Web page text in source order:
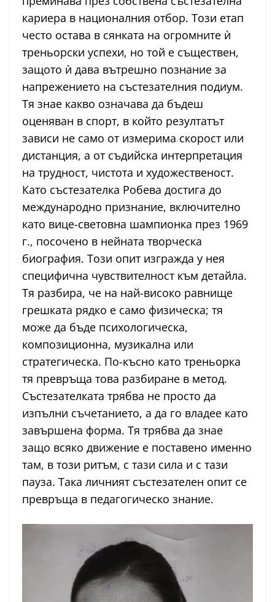
кариера в националния отбор. Този етап
често остава в сянката на огромните ѝ
треньорски успехи, но той е съществен,
защото ѝ дава вътрешно познание за
напрежението на състезателния подиум.
Тя знае какво означава да бъдеш
оценяван в спорт, в който резултатът
зависи не само от измерима скорост или
дистанция, а от съдийска интерпретация
на трудност, чистота и художественост.
Като състезателка Робева достига до
международно признание, включително
като вице-световна шампионка през 1969
г., посочено в нейната творческа
биография. Този опит изгражда у нея
специфична чувствителност към детайла.
Тя разбира, че на най-високо равнище
грешката рядко е само физическа; тя
може да бъде психологическа,
композиционна, музикална или
стратегическа. По-късно като треньорка
тя превръща това разбиране в метод.
Състезателката трябва не просто да
изпълни съчетанието, а да го владее като
завършена форма. Тя трябва да знае
защо всяко движение е поставено именно
там, в този ритъм, с тази сила и с тази
пауза. Така личният състезателен опит се
превръща в педагогическо знание.